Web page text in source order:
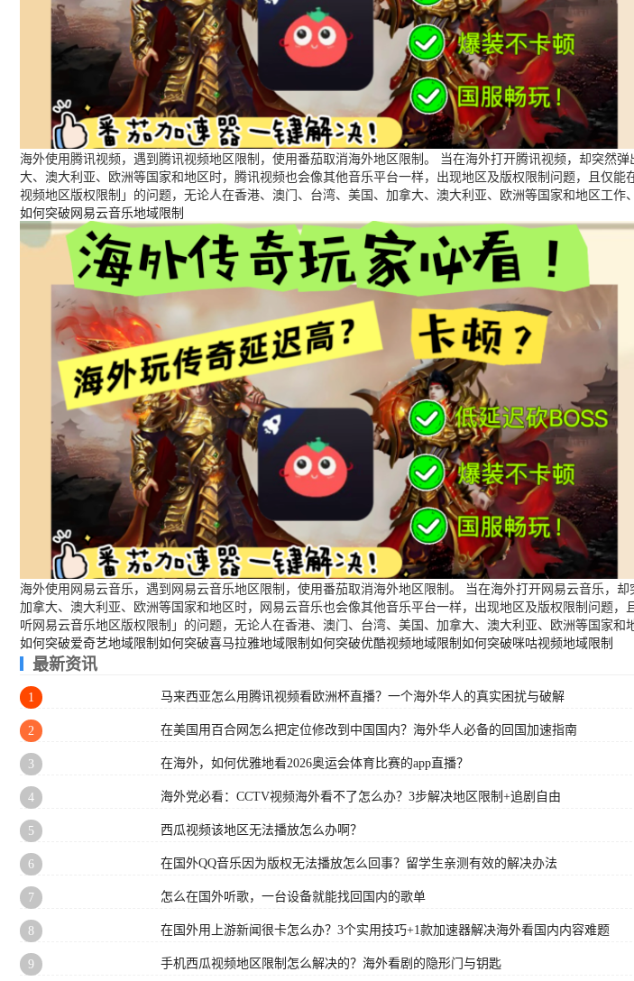
海外使用腾讯视频，遇到腾讯视频地区限制，使用番茄取消海外地区限制。 当在海外打开腾讯视频，却突然
大、澳大利亚、欧洲等国家和地区时，腾讯视频也会像其他音乐平台一样，出现地区及版权限制问题，且仅
视频地区版权限制」的问题，无论人在香港、澳门、台湾、美国、加拿大、澳大利亚、欧洲等国家和地区工作
如何突破网易云音乐地域限制
海外使用网易云音乐，遇到网易云音乐地区限制，使用番茄取消海外地区限制。 当在海外打开网易云音乐，
加拿大、澳大利亚、欧洲等国家和地区时，网易云音乐也会像其他音乐平台一样，出现地区及版权限制问题
听网易云音乐地区版权限制」的问题，无论人在香港、澳门、台湾、美国、加拿大、澳大利亚、欧洲等国家
如何突破爱奇艺地域限制 如何突破喜马拉雅地域限制 如何突破优酷视频地域限制 如何突破咪咕视频地域限制
最新资讯
1 马来西亚怎么用腾讯视频看欧洲杯直播？一个海外华人的真实困扰与破解
2 在美国用百合网怎么把定位修改到中国国内？海外华人必备的回国加速指南
3 在海外，如何优雅地看2026奥运会体育比赛的app直播？
4 海外党必看：CCTV视频海外看不了怎么办？3步解决地区限制+追剧自由
5 西瓜视频该地区无法播放怎么办啊？
6 在国外QQ音乐因为版权无法播放怎么回事？留学生亲测有效的解决办法
7 怎么在国外听歌，一台设备就能找回国内的歌单
8 在国外用上游新闻很卡怎么办？3个实用技巧+1款加速器解决海外看国内内容难题
9 手机西瓜视频地区限制怎么解决的？海外看剧的隐形门与钥匙